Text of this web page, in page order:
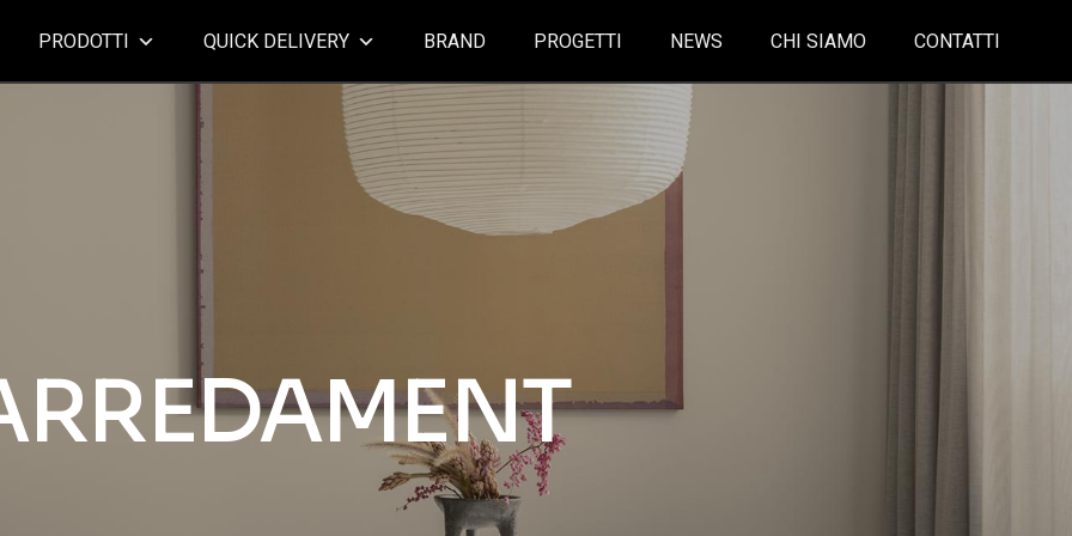
PRODOTTI QUICK DELIVERY BRAND PROGETTI NEWS CHI SIAMO CONTATTI